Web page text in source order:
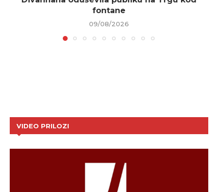
fontane
09/08/2026
VIDEO PRILOZI